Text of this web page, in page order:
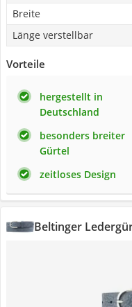
Breite
Länge verstellbar
Vorteile
hergestellt in
Deutschland
besonders breiter
Gürtel
zeitloses Design
Beltinger